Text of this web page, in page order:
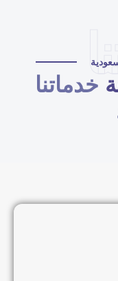
خدماتنا